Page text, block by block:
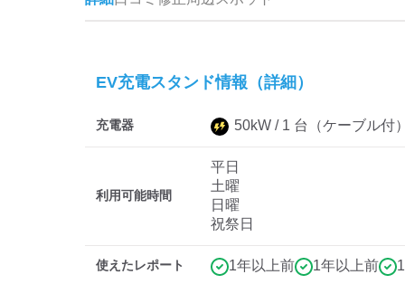
EV充電スタンド情報（詳細）
充電器 50kW / 1 台 （ケーブル付
利用可能時間
平日
土曜
日曜
祝祭日
使えたレポート 1年以上前 1年以上前